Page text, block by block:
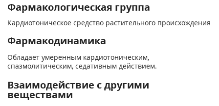
Фармакологическая группа
Кардиотоническое средство растительного происхождения
Фармакодинамика
Обладает умеренным кардиотоническим,
спазмолитическим, седативным действием.
Взаимодействие с другими
веществами